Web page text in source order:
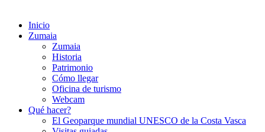
Inicio
Zumaia
Zumaia
Historia
Patrimonio
Cómo llegar
Oficina de turismo
Webcam
Qué hacer?
El Geoparque mundial UNESCO de la Costa Vasca